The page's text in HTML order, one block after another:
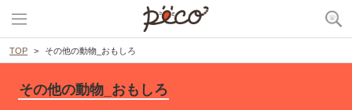
TOP その他の動物_おもしろ
その他の動物_おもしろ